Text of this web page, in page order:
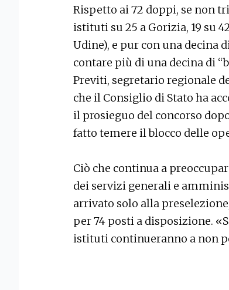
Rispetto ai 72 doppi, se non
istituti su 25 a Gorizia, 19 su
Udine), e pur con una decina
contare più di una decina di
Previti, segretario regionale
che il Consiglio di Stato ha
il prosieguo del concorso
fatto temere il blocco delle
Ciò che continua a
dei servizi generali e
arrivato solo alla
per 74 posti a disposizione.
istituti continueranno a non